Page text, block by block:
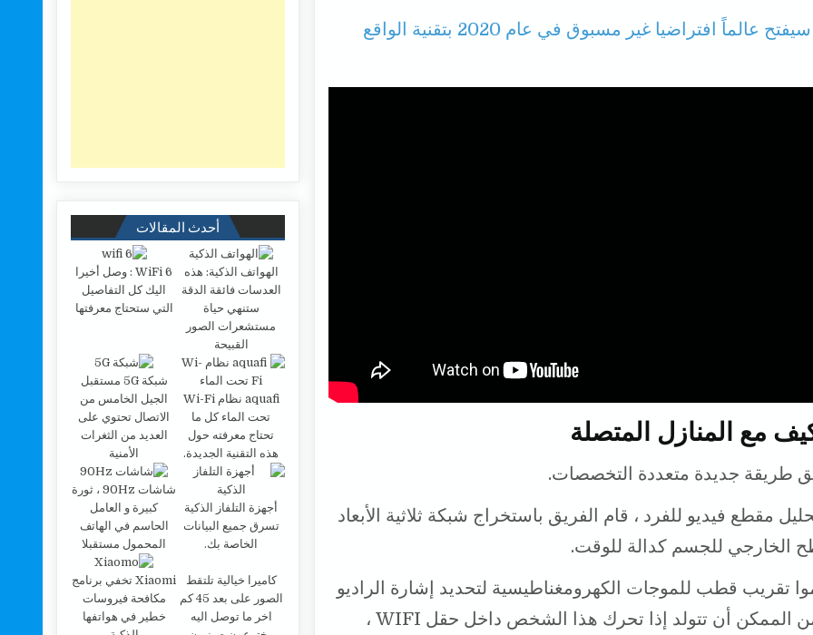
فيسبوك سيفتح عالماً افتراضيا غير مسبوق في عام 2020 بتقنية الواقع
مع المنازل المتصلة
طريقة جديدة متعددة التخصصات.
مقطع فيديو للفرد ، قام الفريق باستخراج شبكة ثلاثية الأبعاد
الخارجي للجسم كدالة للوقت.
تقريب قطب للموجات الكهرومغناطيسية لتحديد إشارة الراديو
التي كان من الممكن أن تتولد إذا تحرك هذا الشخص داخل حقل WIFI ،
أحدث المقالات
الهواتف الذكية: هذه
العدسات فائقة الدقة
ستنهي حياة
مستشعرات الصور
القبيحة
WiFi 6 : وصل أخيرا
اليك كل التفاصيل
التي ستحتاج معرفتها
aquafi نظام Wi-Fi
تحت الماء كل ما
تحتاج معرفته حول
هذه التقنية الجديدة.
شبكة 5G مستقبل
الجيل الخامس من
الاتصال تحتوي على
العديد من الثغرات
الأمنية
أجهزة التلفاز الذكية
تسرق جميع البيانات
الخاصة بك.
شاشات 90Hz ، ثورة
كبيرة و العامل
الحاسم في الهاتف
المحمول مستقبلا
كاميرا خيالية تلتقط
الصور على بعد 45 كم
اخر ما توصل اليه
Xiaomi تخفي برنامج
مكافحة فيروسات
خطير في هواتفها